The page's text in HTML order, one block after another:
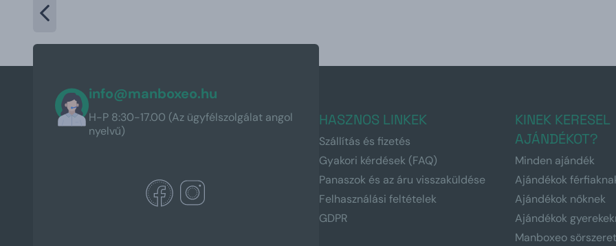
info@manboxeo.hu
H-P 8:30-17.00 (Az ügyfélszolgálat angol
nyelvű)
HASZNOS LINKEK
Szállítás és fizetés
Gyakori kérdések (FAQ)
Panaszok és az áru visszaküldése
Felhasználási feltételek
GDPR
KINEK KERESEL
AJÁNDÉKOT?
Minden ajándék
Ajándékok
Ajándékok nőknek
Ajándékok
Manboxeo